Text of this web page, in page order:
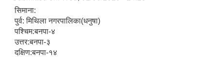
सिमाना:
पुर्व: मिथिला नगरपालिका(धनुषा)
पश्चिम:बनपा-४
उत्तर:बनपा-३
दक्षिण:बनपा-१४